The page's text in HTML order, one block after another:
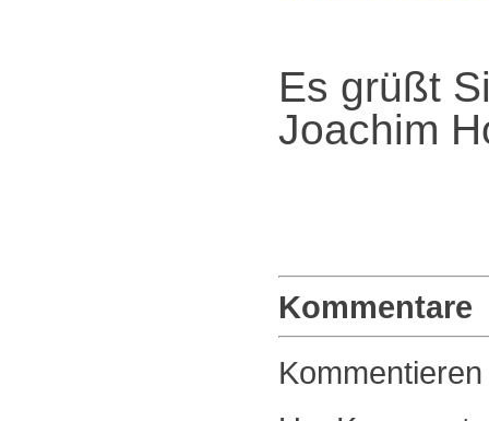
Es grüßt
Joachim
Kommentare
Kommentieren